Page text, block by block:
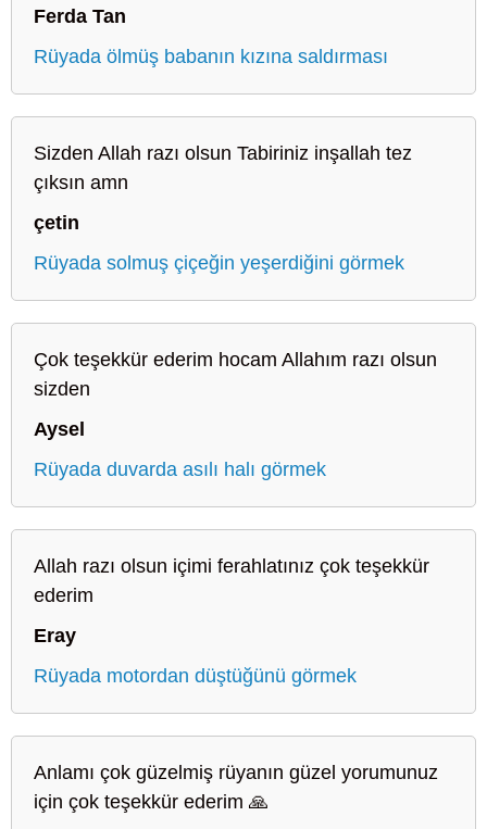
Ferda Tan
Rüyada ölmüş babanın kızına saldırması
Sizden Allah razı olsun Tabiriniz inşallah tez
çıksın amn
çetin
Rüyada solmuş çiçeğin yeşerdiğini görmek
Çok teşekkür ederim hocam Allahım razı olsun
sizden
Aysel
Rüyada duvarda asılı halı görmek
Allah razı olsun içimi ferahlatınız çok teşekkür
ederim
Eray
Rüyada motordan düştüğünü görmek
Anlamı çok güzelmiş rüyanın güzel yorumunuz
için çok teşekkür ederim 🙏